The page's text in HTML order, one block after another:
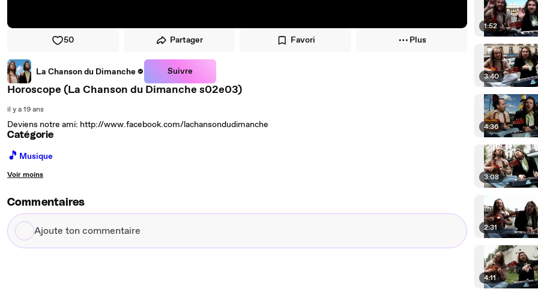
50 Partager Favori Plus
La Chanson du Dimanche Suivre
Horoscope (La Chanson du Dimanche s02e03)
il y a 19 ans
Deviens notre ami: http://www.facebook.com/lachansondudimanche
Catégorie
🎵 Musique
Voir moins
Commentaires
Ajoute
ton
1:52
3:40
4:36
3:08
2:31
4:11